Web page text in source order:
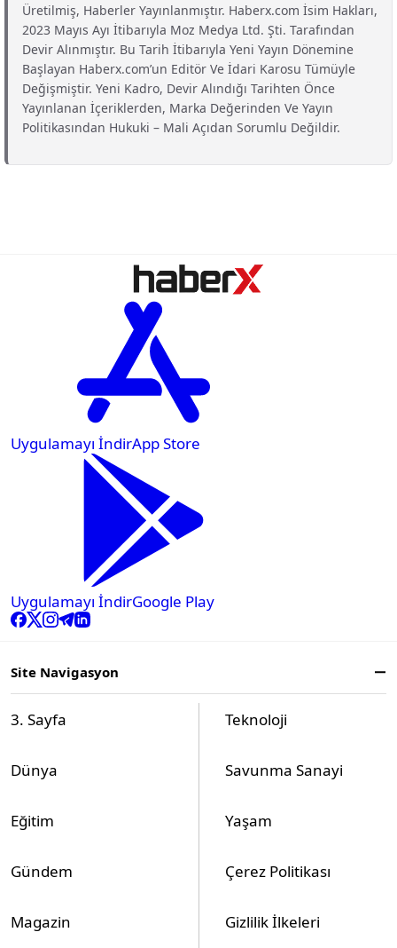
Üretilmiş, Haberler Yayınlanmıştır. Haberx.com İsim Hakları,
2023 Mayıs Ayı İtibarıyla Moz Medya Ltd. Şti. Tarafından
Devir Alınmıştır. Bu Tarih İtibarıyla Yeni Yayın Dönemine
Başlayan Haberx.com’un Editör Ve İdari Karosu Tümüyle
Değişmiştir. Yeni Kadro, Devir Alındığı Tarihten Önce
Yayınlanan İçeriklerden, Marka Değerinden Ve Yayın
Politikasından Hukuki – Mali Açıdan Sorumlu Değildir.
Uygulamayı İndirApp Store
Uygulamayı İndirGoogle Play
Site Navigasyon
3. Sayfa
Dünya
Eğitim
Gündem
Magazin
Teknoloji
Savunma Sanayi
Yaşam
Çerez Politikası
Gizlilik İlkeleri